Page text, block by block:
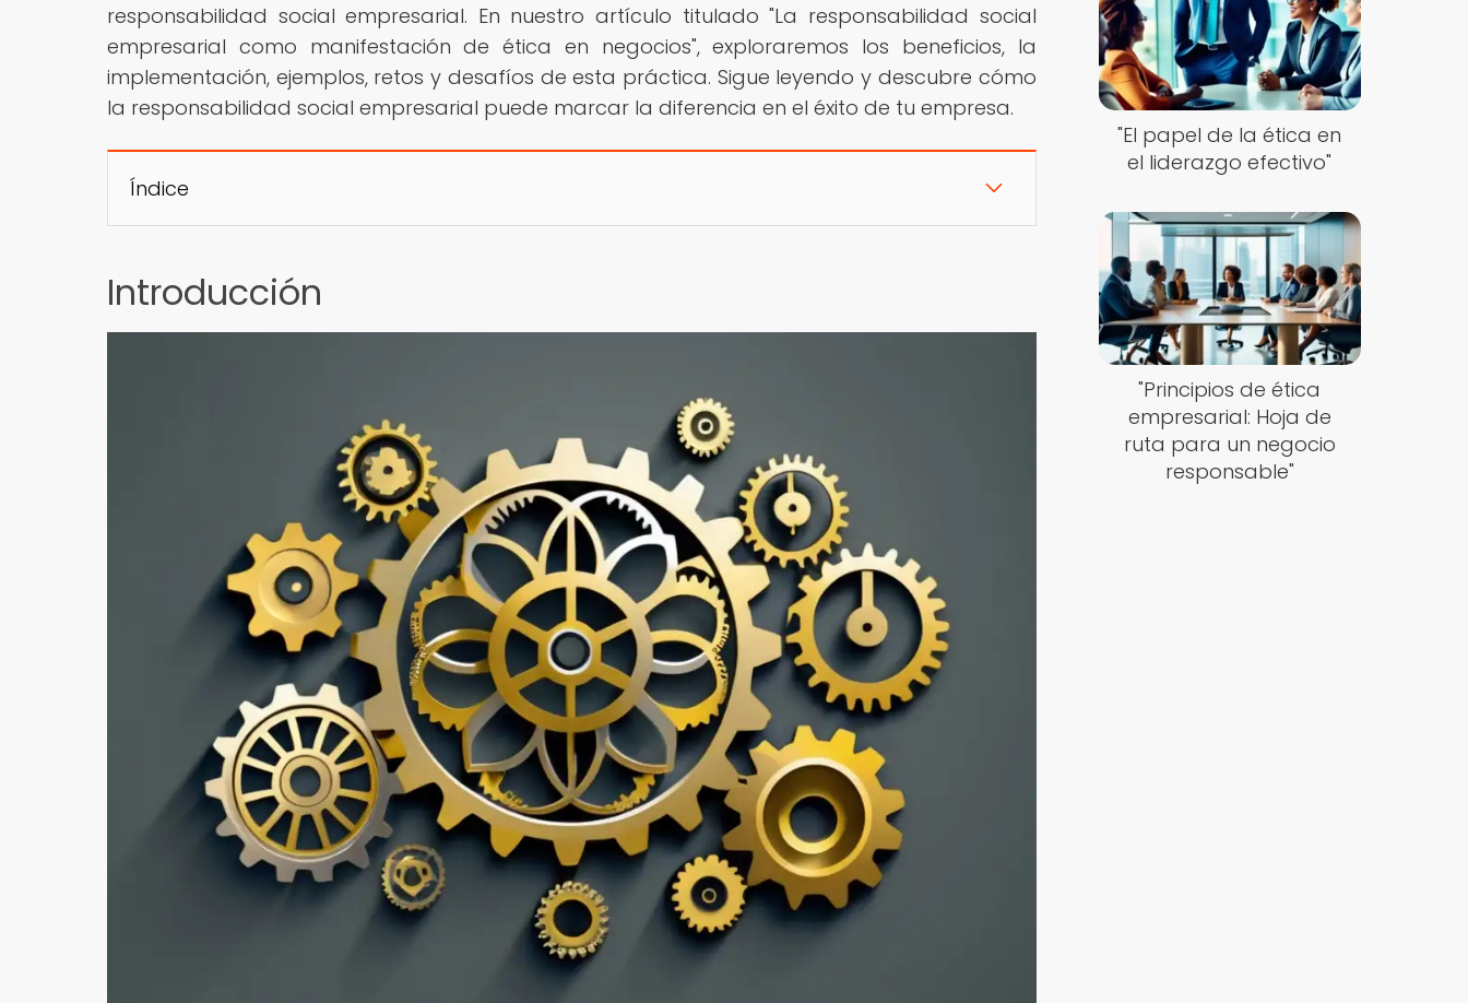
responsabilidad social empresarial. En nuestro artículo titulado "La responsabilidad social
empresarial como manifestación de ética en negocios", exploraremos los beneficios, la
implementación, ejemplos, retos y desafíos de esta práctica. Sigue leyendo y descubre cómo
la responsabilidad social empresarial puede marcar la diferencia en el éxito de tu empresa.
Índice
Introducción
"El papel de la ética en
el liderazgo efectivo"
"Principios de ética
empresarial: Hoja de
ruta para un negocio
responsable"